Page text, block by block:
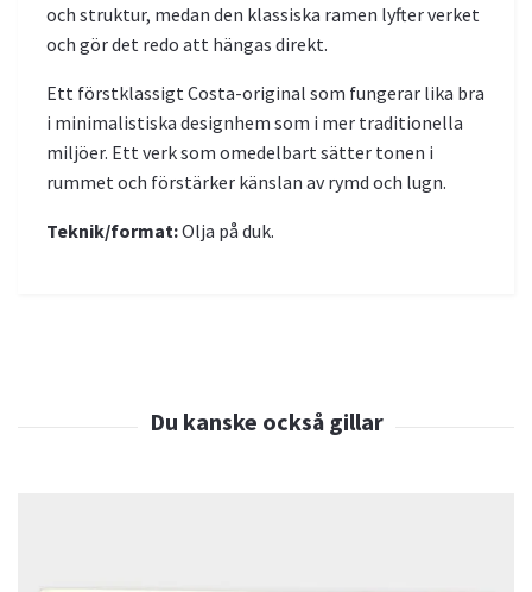
och struktur, medan den klassiska ramen lyfter verket
och gör det redo att hängas direkt.
Ett förstklassigt Costa-original som fungerar lika bra
i minimalistiska designhem som i mer traditionella
miljöer. Ett verk som omedelbart sätter tonen i
rummet och förstärker känslan av rymd och lugn.
Teknik/format:Olja på duk.